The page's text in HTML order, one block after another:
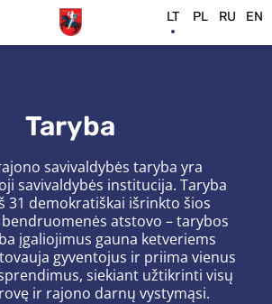
Taryba
savivaldybės taryba yra
savivaldybės institucija. Taryba
31 demokratiškai išrinkto šios
atstovo – tarybos
įgaliojimus gauna ketveriems
gyventojus ir priima vienus
siekiant užtikrinti visų
ir rajono darnų vystymąsi.
LT PL RU EN